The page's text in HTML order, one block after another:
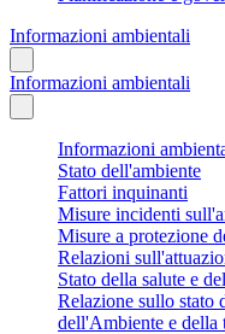
Informazioni ambientali
Informazioni ambientali
Informazioni
Stato dell'ambiente
Fattori inquinanti
Misure incidenti
Misure a protezione
Relazioni
Stato della salute e
Relazione sullo stato
dell'Ambiente e della